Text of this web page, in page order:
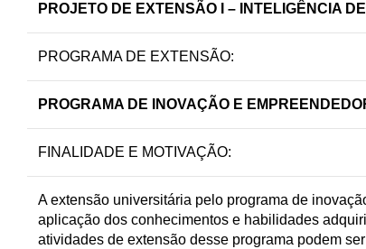
PROJETO DE EXTENSÃO I – INTELIGÊNCIA
PROGRAMA DE EXTENSÃO:
PROGRAMA DE INOVAÇÃO E
FINALIDADE E MOTIVAÇÃO:
A extensão universitária pelo programa de
aplicação dos conhecimentos e habilidades
atividades de extensão desse programa podem